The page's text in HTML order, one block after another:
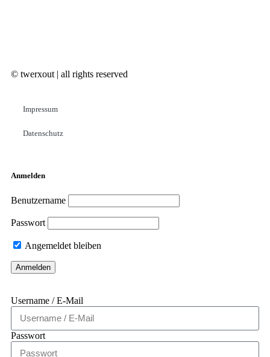
© twerxout | all rights reserved
Impressum
Datenschutz
Anmelden
Benutzername
Passwort
Angemeldet bleiben
Username / E-Mail
Passwort